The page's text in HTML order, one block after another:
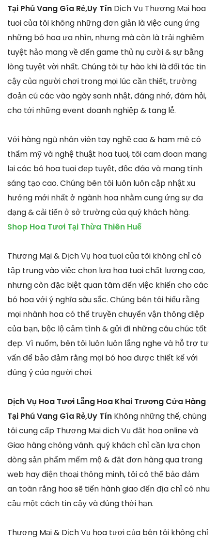
Tại Phú Vang Gía Rẻ,Uy Tín Dịch Vụ Thương Mại hoa
tuoi của tôi không những đơn giản là việc cung ứng
những bó hoa ưa nhìn, nhưng mà còn là trải nghiệm
tuyệt hảo mang về đến game thủ nụ cười & sự bằng
lòng tuyệt vời nhất. Chúng tôi tự hào khi là đối tác tin
cậy của người chơi trong mọi lúc cần thiết, trường
đoản cú các vào ngày sanh nhật, đáng nhớ, đám hỏi,
cho tới những event doanh nghiệp & tang lễ.
Với hàng ngũ nhân viên tay nghề cao & ham mê có
thẩm mỹ và nghệ thuật hoa tuoi, tôi cam đoan mang
lại các bó hoa tuoi đẹp tuyệt, độc đáo và mang tính
sáng tạo cao. Chúng bên tôi luôn luôn cập nhật xu
hướng mới nhất ở ngành hoa nhằm cung ứng sự đa
dạng & cải tiến ở sở trường của quý khách hàng.
Shop Hoa Tươi Tại Thừa Thiên Huế
Thương Mại & Dịch Vụ hoa tuoi của tôi không chỉ có
tập trung vào việc chọn lựa hoa tuoi chất lượng cao,
nhưng còn đặc biệt quan tâm đến việc khiến cho các
bó hoa với ý nghĩa sâu sắc. Chúng bên tôi hiểu rằng
mọi nhành hoa có thể truyền chuyển vận thông điệp
của bạn, bộc lộ cảm tình & gửi đi những câu chúc tốt
đẹp. Vì nuốm, bên tôi luôn luôn lắng nghe và hỗ trợ tư
vấn để bảo đảm rằng mọi bó hoa được thiết kế với
đúng ý của người chơi.
Dịch Vụ Hoa Tươi Lẵng Hoa Khai Trương Cửa Hàng
Tại Phú Vang Gía Rẻ,Uy Tín Không những thế, chúng
tôi cung cấp Thương Mại dịch Vụ đặt hoa online và
Giao hàng chóng vánh. quý khách chỉ cần lựa chọn
dòng sản phẩm mếm mộ & đặt đơn hàng qua trang
web hay điện thoại thông minh, tôi có thể bảo đảm
an toàn rằng hoa sẽ tiến hành giao đến địa chỉ có nhu
cầu một cách tin cậy và đúng thời hạn.
Thương Mại & Dịch Vụ hoa tươi của bên tôi không chỉ